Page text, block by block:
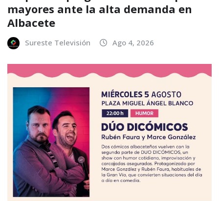
mayores ante la alta demanda en
Albacete
Sureste Televisión Ago 4, 2026